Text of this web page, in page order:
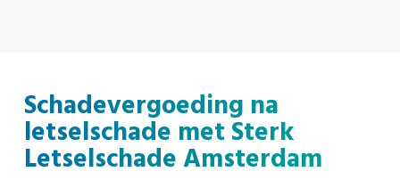
Schadevergoeding na
letselschade met Sterk
Letselschade Amsterdam